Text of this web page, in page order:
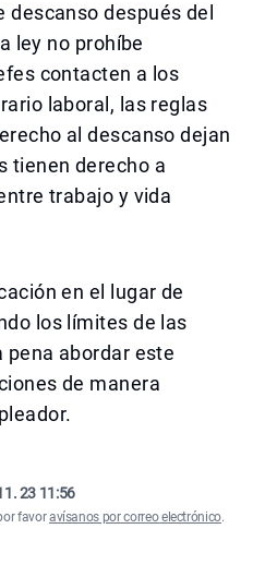
después del
ley no prohíbe
contacten a los
laboral, las reglas
al descanso dejan
tienen derecho a
trabajo y vida
en el lugar de
los límites de las
pena abordar este
de manera
23 11:56
favoravísanos por correo electrónico.